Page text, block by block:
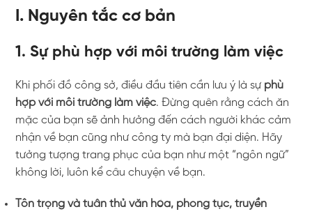
I. Nguyên tắc cơ bản
1. Sự phù hợp với môi trường làm việc
Khi phối đồ công sở, điều đầu tiên cần lưu ý là sự phù
hợp với môi trường làm việc. Đừng quên rằng cách ăn
mặc của bạn sẽ ảnh hưởng đến cách người khác cảm
nhận về bạn cũng như công ty mà bạn đại diện. Hãy
tưởng tượng trang phục của bạn như một “ngôn ngữ”
không lời, luôn kể câu chuyện về bạn.
Tôn trọng và tuân thủ văn hóa, phong tục, truyền